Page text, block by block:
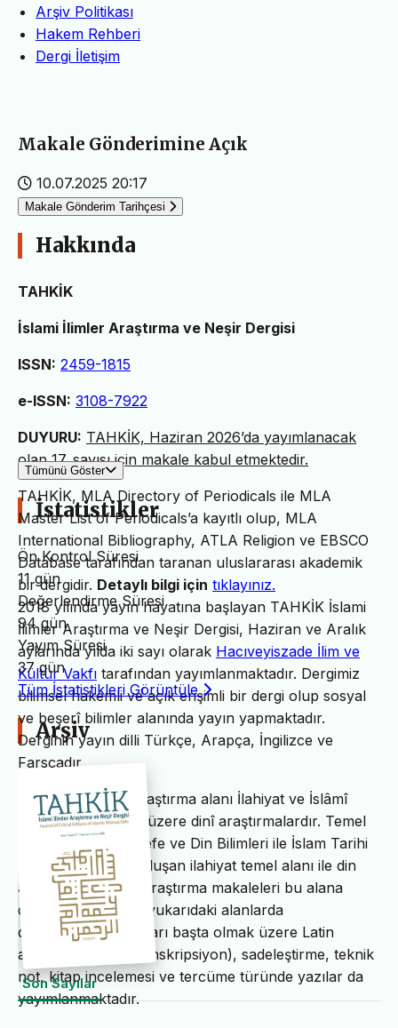
Arşiv Politikası
Hakem Rehberi
Dergi İletişim
Makale Gönderimine Açık
10.07.2025 20:17
Makale Gönderim Tarihçesi
Hakkında
TAHKİK
İslami İlimler Araştırma ve Neşir Dergisi
ISSN: 2459-1815
e-ISSN: 3108-7922
DUYURU: TAHKİK, Haziran 2026’da yayımlanacak
olan 17. sayısı için makale kabul etmektedir.
TAHKİK, MLA Directory of Periodicals ile MLA
Master List of Periodicals’a kayıtlı olup, MLA
International Bibliography, ATLA Religion ve EBSCO
Database tarafından taranan uluslararası akademik
bir dergidir. Detaylı bilgi için tıklayınız.
2018 yılında yayın hayatına başlayan TAHKİK İslami
İlimler Araştırma ve Neşir Dergisi, Haziran ve Aralık
aylarında yılda iki sayı olarak Hacıveyiszade İlim ve
Kültür Vakfı tarafından yayımlanmaktadır. Dergimiz
bilimsel hakemli ve açık erişimli bir dergi olup sosyal
ve beşerî bilimler alanında yayın yapmaktadır.
Derginin yayın dilli Türkçe, Arapça, İngilizce ve
Farsçadır.
TAHKİK’in temel araştırma alanı İlahiyat ve İslâmî
ilimler başta olmak üzere dinî araştırmalardır. Temel
İslam Bilimleri, Felsefe ve Din Bilimleri ile İslam Tarihi
ve Sanatları’ndan oluşan ilahiyat temel alanı ile din
alanındaki bilimsel araştırma makaleleri bu alana
dâhildir. TAHKİK’te yukarıdaki alanlarda
değerlendirme yazıları başta olmak üzere Latin
alfabesine nakil (transkripsiyon), sadeleştirme, teknik
not, kitap incelemesi ve tercüme türünde yazılar da
yayımlanmaktadır.
Tümünü Göster
İstatistikler
Ön Kontrol Süresi
11 gün
Değerlendirme Süresi
94 gün
Yayım Süresi
37 gün
Tüm İstatistikleri Görüntüle
Arşiv
Son Sayılar